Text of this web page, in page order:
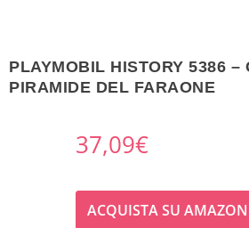
PLAYMOBIL HISTORY 5386 –
PIRAMIDE DEL FARAONE
37,09€
ACQUISTA SU